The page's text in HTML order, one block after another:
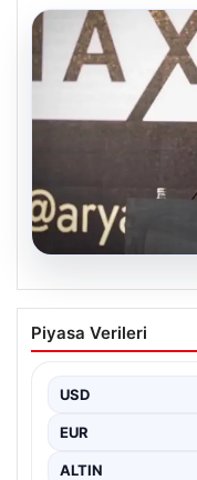
İş Bankası
Değişiklik:
Türkiye’nin köklü
Bankanın uzun…
Piyasa Verileri
USD
EUR
ALTIN